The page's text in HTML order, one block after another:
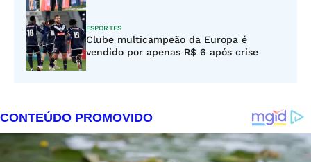
ESPORTES
Clube multicampeão da Europa é
vendido por apenas R$ 6 após crise